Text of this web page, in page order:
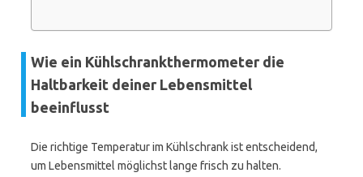
Wie ein Kühlschrankthermometer die
Haltbarkeit deiner Lebensmittel
beeinflusst
Die richtige Temperatur im Kühlschrank ist entscheidend,
um Lebensmittel möglichst lange frisch zu halten.